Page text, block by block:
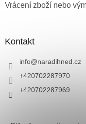
Vrácení zboží nebo
Kontakt
info@naradihned.cz
+420702287970
+420702287969